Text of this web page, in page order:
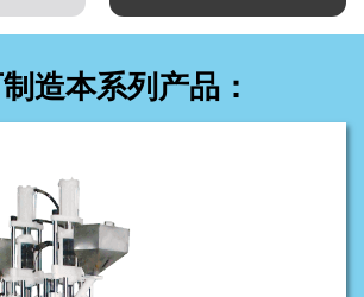
造本系列产品：